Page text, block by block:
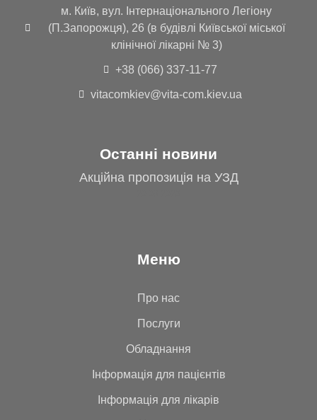
м. Київ, вул. Інтернаціонального Легіону
(П.Запорожця), 26 (в будівлі Київської міської
клінічної лікарні № 3)
+38 (066) 337-11-77
vitacomkiev@vita-com.kiev.ua
Останні новини
Акційна пропозиція на УЗД
Меню
Про нас
Послуги
Обладнання
Інформація для пацієнтів
Інформація для лікарів